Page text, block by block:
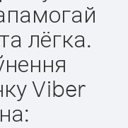
лёгка.
Viber